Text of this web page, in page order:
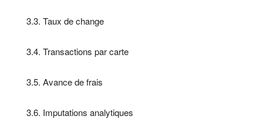
3.3. Taux de change
3.4. Transactions par carte
3.5. Avance de frais
3.6. Imputations analytiques